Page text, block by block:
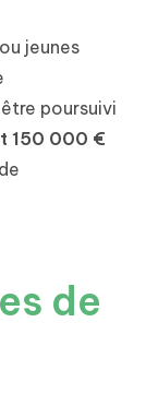
jeunes
poursuivi
150 000 €
de